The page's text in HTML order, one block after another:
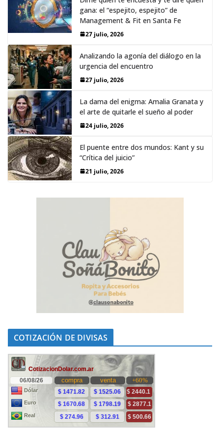
gana: el “espejito, espejito” de
Management & Fit en Santa Fe
27 julio, 2026
Analizando la agonía del diálogo en la
urgencia del encuentro
27 julio, 2026
La dama del enigma: Amalia Granata y
el arte de quitarle el sueño al poder
24 julio, 2026
El puente entre dos mundos: Kant y su
“Crítica del juicio”
21 julio, 2026
COTIZACIÓN DE DIVISAS